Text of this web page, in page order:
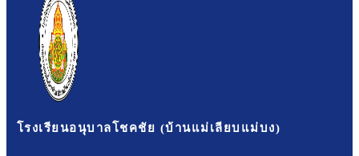
โรงเรียนอนุบาลโชคชัย (บ้านแม่เลียบแม่บง)